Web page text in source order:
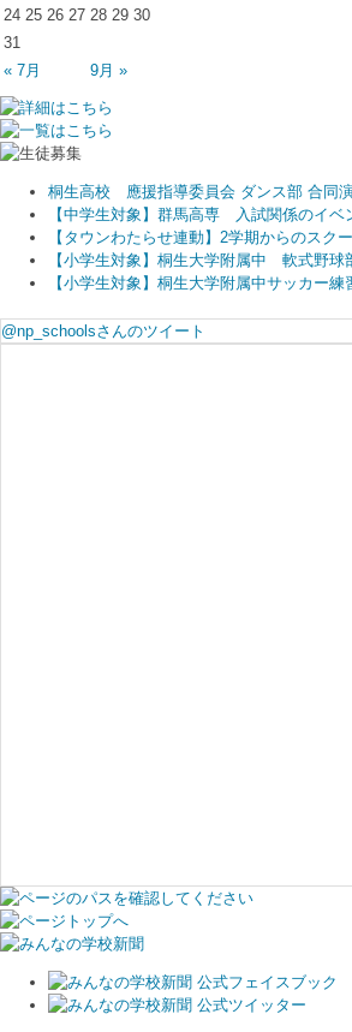
24 25 26 27 28 29 30
31
« 7月
9月 »
桐生高校 應援指導委員会 ダンス部 合同
【中学生対象】群馬高専 入試関係のイベ
【タウンわたらせ連動】2学期からのス
【小学生対象】桐生大学附属中 軟式野球
【小学生対象】桐生大学附属中サッカー練
@np_schoolsさんのツイート